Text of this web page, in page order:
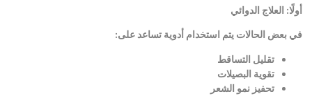
أولًا: العلاج الدوائي
في بعض الحالات يتم استخدام أدوية تساعد على:
تقليل التساقط
تقوية البصيلات
تحفيز نمو الشعر